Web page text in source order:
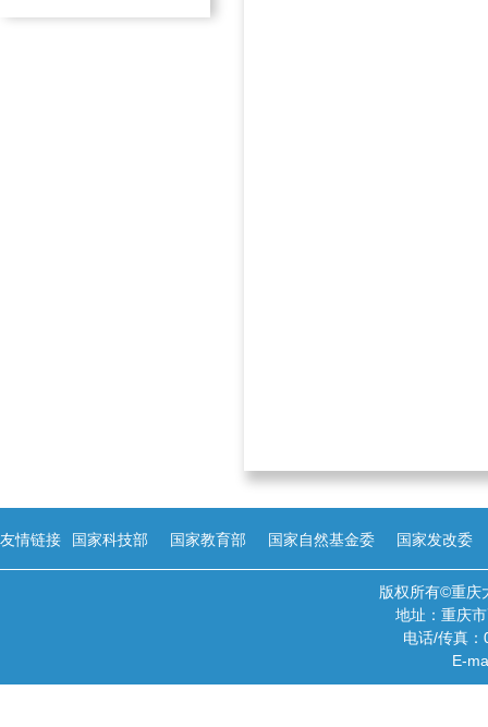
友情链接 国家科技部 国家教育部 国家自然基金委 国家发改委
版权所有©重庆
地址：重庆
电话/传真
E-